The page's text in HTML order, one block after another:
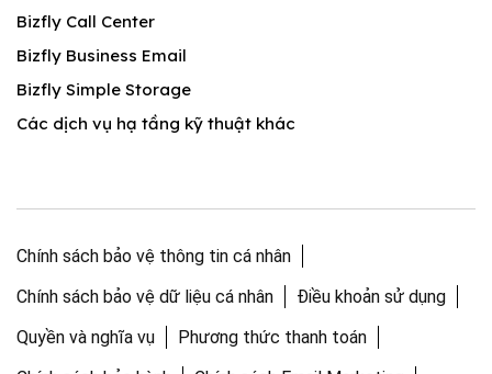
Bizfly Call Center
Bizfly Business Email
Bizfly Simple Storage
Các dịch vụ hạ tầng kỹ thuật khác
Chính sách bảo vệ thông tin cá nhân
Chính sách bảo vệ dữ liệu cá nhân
Điều khoản sử dụng
Quyền và nghĩa vụ
Phương thức thanh toán